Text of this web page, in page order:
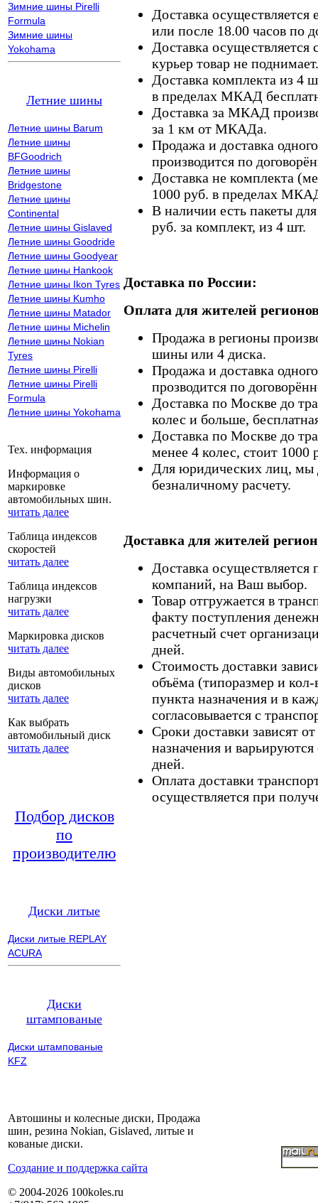
Зимние шины Pirelli
Formula
Зимние шины
Yokohama
Летние шины
Летние шины Barum
Летние шины
BFGoodrich
Летние шины
Bridgestone
Летние шины
Continental
Летние шины Gislaved
Летние шины Goodride
Летние шины Goodyear
Летние шины Hankook
Летние шины Ikon Tyres
Летние шины Kumho
Летние шины Matador
Летние шины Michelin
Летние шины Nokian
Tyres
Летние шины Pirelli
Летние шины Pirelli
Formula
Летние шины Yokohama
Тех. информация
Информация о
маркировке
автомобильных шин.
читать далее
Таблица индексов
скоростей
читать далее
Таблица индексов
нагрузки
читать далее
Маркировка дисков
читать далее
Виды автомобильных
дисков
читать далее
Как выбрать
автомобильный диск
читать далее
Подбор дисков
по
производителю
Диски литые
Диски литые REPLAY
ACURA
Диски
штампованые
Диски штампованые
KFZ
Доставка осуществляется
или после 18.00 часов по
Доставка осуществляется
курьер товар не поднимает.
Доставка комплекта из 4
в пределах МКАД
Доставка за МКАД
за 1 км от МКАДа.
Продажа и доставка
производится по
Доставка не комплекта
1000 руб. в пределах
В наличии есть пакеты
руб. за комплект, из 4 шт.
Доставка по России:
Оплата для жителей
Продажа в регионы
шины или 4 диска.
Продажа и доставка
прозводится по
Доставка по Москве до
колес и больше,
Доставка по Москве до
менее 4 колес, стоит 1000
Для юридических лиц, мы
безналичному расчету.
Доставка для жителей
Доставка
компаний, на Ваш выбор.
Товар отгружается в
факту поступления
расчетный счет
дней.
Стоимость доставки
объёма (типоразмер и кол-
пункта назначения и в
согласовывается с
Сроки доставки зависят
назначения и
дней.
Оплата доставки
осуществляется при
Автошины и колесные диски, Продажа
шин, резина Nokian, Gislaved, литые и
кованые диски.
Cоздание и поддержка сайта
© 2004-2026 100koles.ru